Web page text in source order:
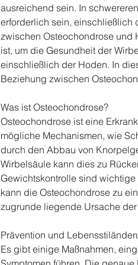
ausreichend sein. In
erforderlich sein, einschließlich
zwischen Osteochondrose
ist, um die Gesundheit der
einschließlich der Hoden. In
Beziehung zwischen
Was ist Osteochondrose?
Osteochondrose ist eine
mögliche Mechanismen, wie
durch den Abbau von
Wirbelsäule kann dies zu
Gewichtskontrolle sind
kann die Osteochondrose zu
zugrunde liegende Ursache
Prävention und
Es gibt einige Maßnahmen,